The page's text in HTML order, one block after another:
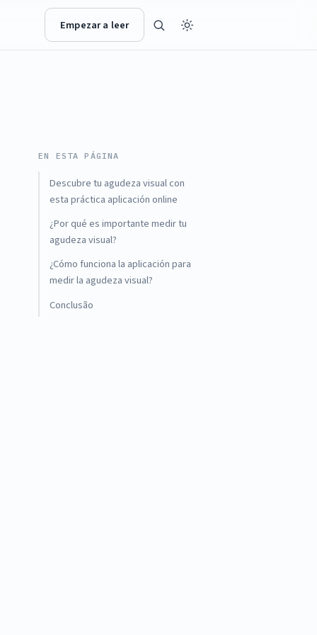
Empezar a leer
EN ESTA PÁGINA
Descubre tu agudeza visual con
esta práctica aplicación online
¿Por qué es importante medir tu
agudeza visual?
¿Cómo funciona la aplicación para
medir la agudeza visual?
Conclusão